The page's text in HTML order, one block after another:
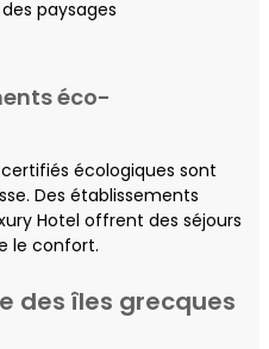
paysages
éco-
écologiques sont
Des établissements
Hotel offrent des séjours
le confort.
des îles grecques